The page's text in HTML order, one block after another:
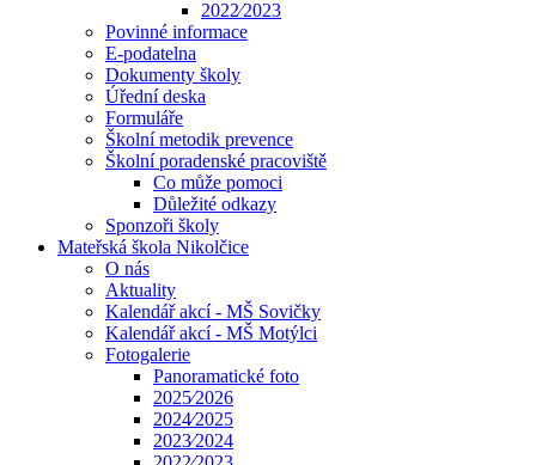
2022⁄2023
Povinné informace
E-podatelna
Dokumenty školy
Úřední deska
Formuláře
Školní metodik prevence
Školní poradenské pracoviště
Co může pomoci
Důležité odkazy
Sponzoři školy
Mateřská škola Nikolčice
O nás
Aktuality
Kalendář akcí - MŠ Sovičky
Kalendář akcí - MŠ Motýlci
Fotogalerie
Panoramatické foto
2025⁄2026
2024⁄2025
2023⁄2024